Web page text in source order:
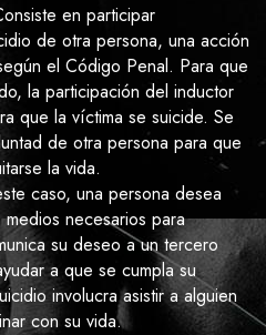
en participar
de otra persona, una acción
el Código Penal. Para que
la participación del inductor
que la víctima se suicide. Se
de otra persona para que
la vida.
caso, una persona desea
necesarios para
su deseo a un tercero
a que se cumpla su
involucra asistir a alguien
con su vida.